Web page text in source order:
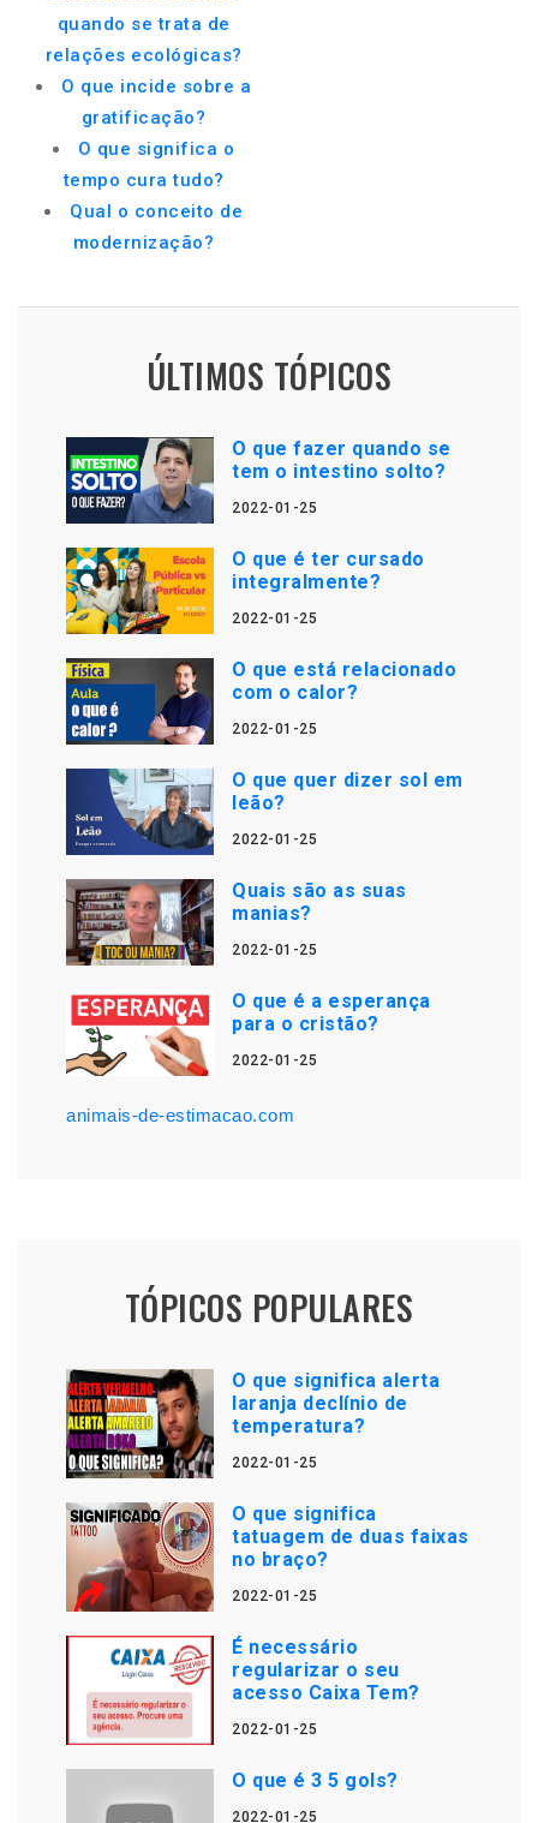
quando se trata de
relações ecológicas?
O que incide sobre a
gratificação?
O que significa o
tempo cura tudo?
Qual o conceito de
modernização?
ÚLTIMOS TÓPICOS
O que fazer quando se
tem o intestino solto?
2022-01-25
O que é ter cursado
integralmente?
2022-01-25
O que está relacionado
com o calor?
2022-01-25
O que quer dizer sol em
leão?
2022-01-25
Quais são as suas
manias?
2022-01-25
O que é a esperança
para o cristão?
2022-01-25
animais-de-estimacao.com
TÓPICOS POPULARES
O que significa alerta
laranja declínio de
temperatura?
2022-01-25
O que significa
tatuagem de duas faixas
no braço?
2022-01-25
É necessário
regularizar o seu
acesso Caixa Tem?
2022-01-25
O que é 3 5 gols?
2022-01-25